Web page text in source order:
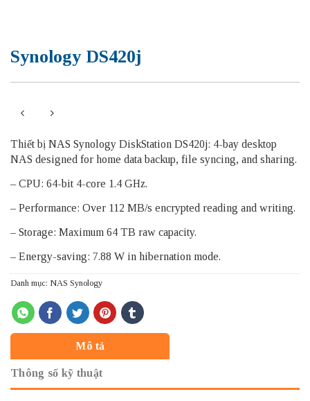
Synology DS420j
Thiết bị NAS Synology DiskStation DS420j: 4-bay desktop
NAS designed for home data backup, file syncing, and sharing.
– CPU: 64-bit 4-core 1.4 GHz.
– Performance: Over 112 MB/s encrypted reading and writing.
– Storage: Maximum 64 TB raw capacity.
– Energy-saving: 7.88 W in hibernation mode.
Danh mục: NAS Synology
Mô tả
Thông số kỹ thuật